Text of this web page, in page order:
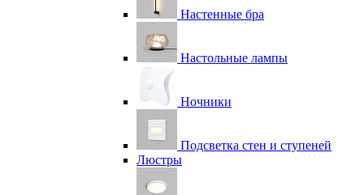
Настенные бра
Настольные лампы
Ночники
Подсветка стен и ступеней
Люстры